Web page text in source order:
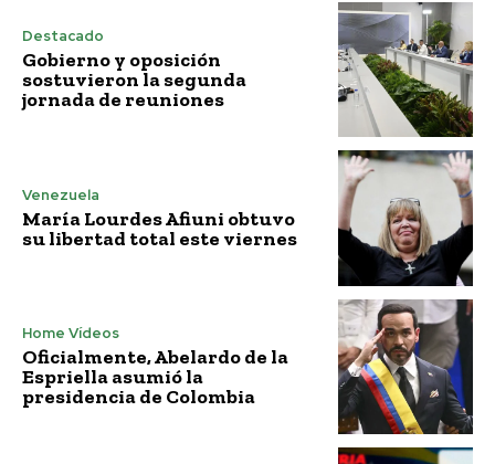
Destacado
Gobierno y oposición
sostuvieron la segunda
jornada de reuniones
Venezuela
María Lourdes Afiuni obtuvo
su libertad total este viernes
Home Vídeos
Oficialmente, Abelardo de la
Espriella asumió la
presidencia de Colombia